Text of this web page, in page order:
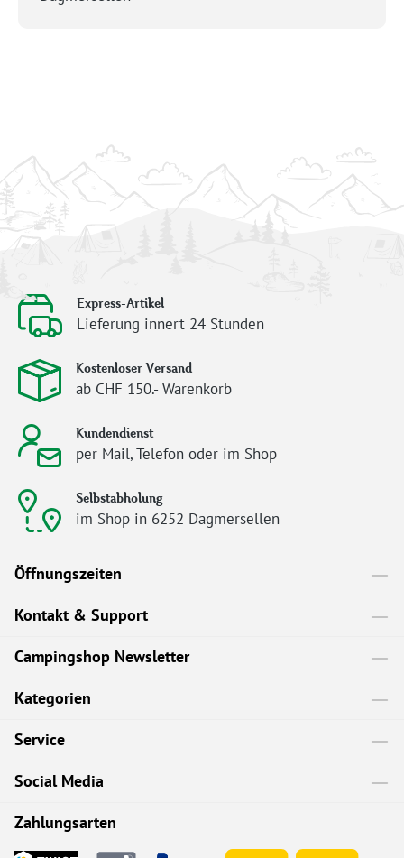
Express-Artikel
Lieferung innert 24 Stunden
Kostenloser Versand
ab CHF 150.- Warenkorb
Kundendienst
per Mail, Telefon oder im Shop
Selbstabholung
im Shop in 6252 Dagmersellen
Öffnungszeiten
Kontakt & Support
Campingshop Newsletter
Kategorien
Service
Social Media
Zahlungsarten